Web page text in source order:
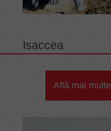
Isaccea
Află mai multe